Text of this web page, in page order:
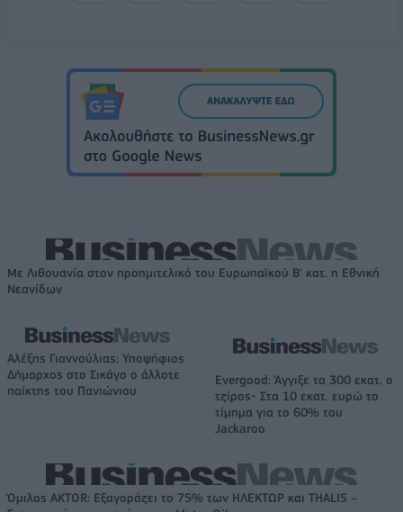
Με Λιθουανία στον προημιτελικό του Ευρωπαϊκού Β' κατ. η Εθνική
Νεανίδων
Αλέξης Γιαννούλιας: Υποψήφιος
Δήμαρχος στο Σικάγο ο άλλοτε
παίκτης του Πανιώνιου
Evergood: Άγγιξε τα 300 εκατ. ο
τζίρος- Στα 10 εκατ. ευρώ το
τίμημα για το 60% του
Jackaroo
Όμιλος AKTOR: Εξαγοράζει το 75% των ΗΛΕΚΤΩΡ και THALIS –